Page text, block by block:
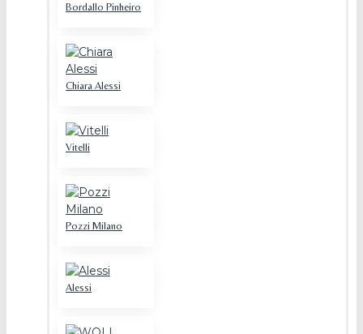
Bordallo Pinheiro
Chiara Alessi
Vitelli
Pozzi Milano
Alessi